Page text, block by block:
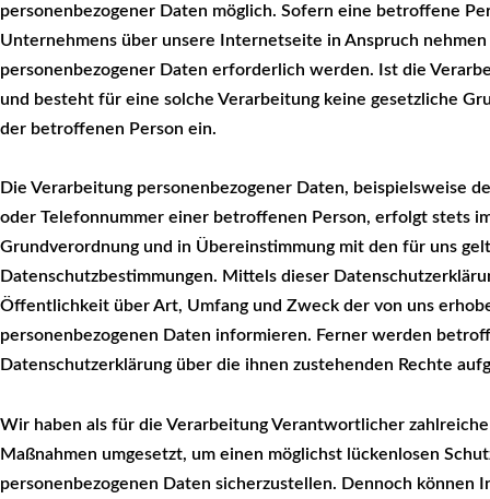
personenbezogener Daten möglich. Sofern eine betroffene
Unternehmens über unsere Internetseite in Anspruch
personenbezogener Daten erforderlich werden. Ist die
und besteht für eine solche Verarbeitung keine gesetzliche
der betroffenen Person ein.
Die Verarbeitung personenbezogener Daten, beispielsweise
oder Telefonnummer einer betroffenen Person, erfolgt stets
Grundverordnung und in Übereinstimmung mit den für uns
Datenschutzbestimmungen. Mittels dieser
Öffentlichkeit über Art, Umfang und Zweck der von uns
personenbezogenen Daten informieren. Ferner werden
Datenschutzerklärung über die ihnen zustehenden Rechte
Wir haben als für die Verarbeitung Verantwortlicher
Maßnahmen umgesetzt, um einen möglichst lückenlosen
personenbezogenen Daten sicherzustellen. Dennoch können